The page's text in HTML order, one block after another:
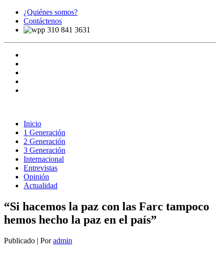
¿Quiénes somos?
Contáctenos
310 841 3631
Inicio
1 Generación
2 Generación
3 Generación
Internacional
Entrevistas
Opinión
Actualidad
“Si hacemos la paz con las Farc tampoco
hemos hecho la paz en el país”
Publicado | Por admin